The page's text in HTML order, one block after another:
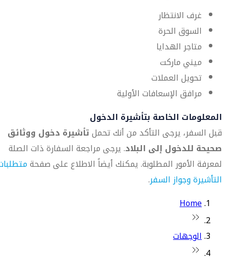
غرف الانتظار
السوق الحرة
متاجر الهدايا
ميني ماركت
تحويل العملات
مرافق الإسعافات الأولية
المعلومات الخاصة بتأشيرة الدخول
قبل السفر، يرجى التأكد من أنك تحملتأشيرة دخول ووثائق
صحيحة للدخول إلى البلاد. يرجى مراجعة السفارة ذات الصلة
لمعرفة الأمور المطلوبة. يمكنك أيضاً الاطلاع على صفحة
التأشيرة وجواز السفر.
Home
الوجهات